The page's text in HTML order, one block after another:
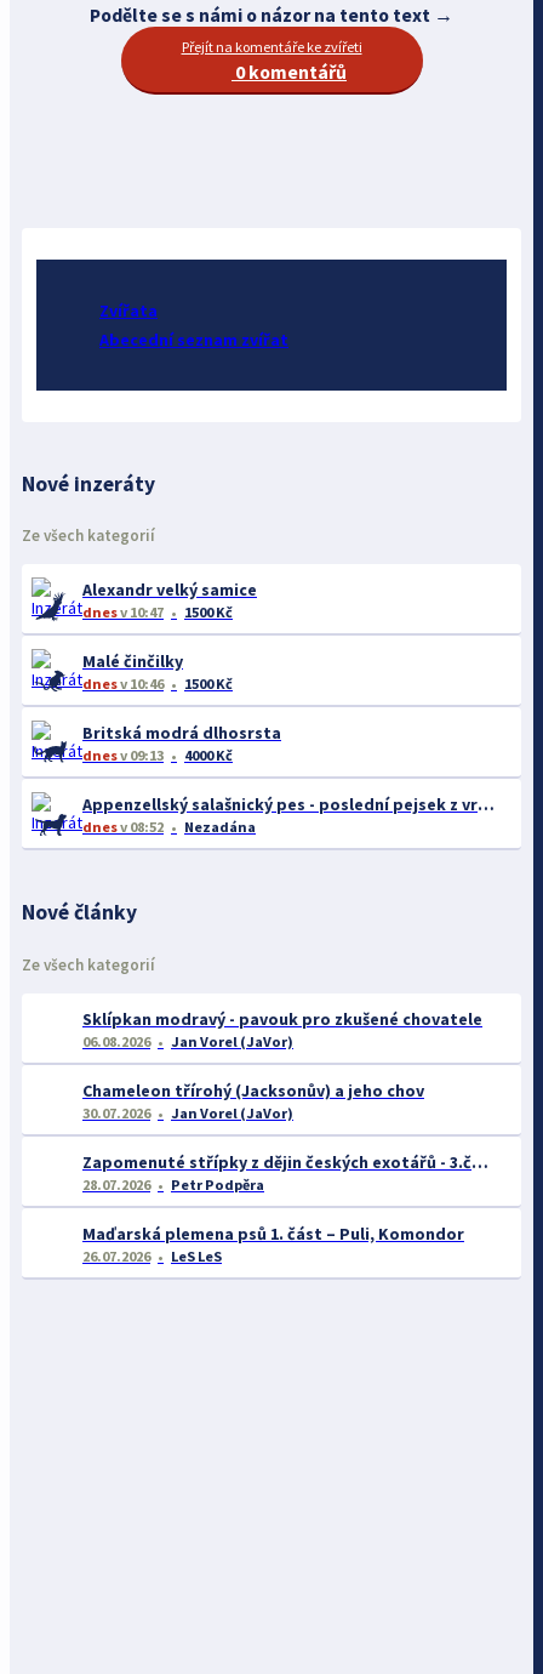
Podělte se s námi o názor na tento text →
Přejít na komentáře ke zvířeti
0 komentářů
Zvířata
Abecední seznam zvířat
Nové inzeráty
Ze všech kategorií
Alexandr velký samice
dnesv 10:47 1500 Kč
Malé činčilky
dnesv 10:46 1500 Kč
Britská modrá dlhosrsta
dnesv 09:13 4000 Kč
Appenzellský salašnický pes - poslední pejsek z vrhu B
dnesv 08:52 Nezadána
Nové články
Ze všech kategorií
Sklípkan modravý - pavouk pro zkušené chovatele
06.08.2026 Jan Vorel (JaVor)
Chameleon třírohý (Jacksonův) a jeho chov
30.07.2026 Jan Vorel (JaVor)
Zapomenuté střípky z dějin českých exotářů - 3.část
28.07.2026 Petr Podpěra
Maďarská plemena psů 1. část – Puli, Komondor
26.07.2026 LeS LeS